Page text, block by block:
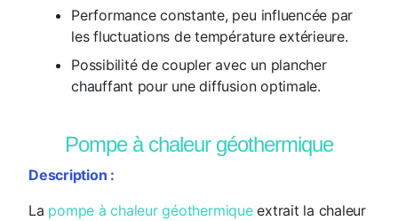
Performance constante, peu influencée par
les fluctuations de température extérieure.
Possibilité de coupler avec un plancher
chauffant pour une diffusion optimale.
Pompe à chaleur géothermique
Description :
La pompe à chaleur géothermiqueextrait la chaleur